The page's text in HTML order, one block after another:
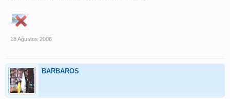
18 Ağustos 2006
BARBAROS